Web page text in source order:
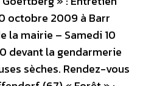
octobre 2009 à Barr
la mairie – Samedi 10
devant la gendarmerie
sèches. Rendez-vous